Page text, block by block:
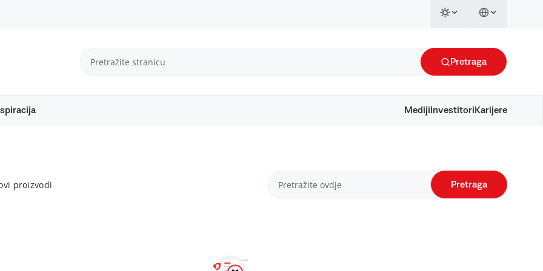
Pretraga
Mediji Investitori Karijere
proizvodi Pretraga